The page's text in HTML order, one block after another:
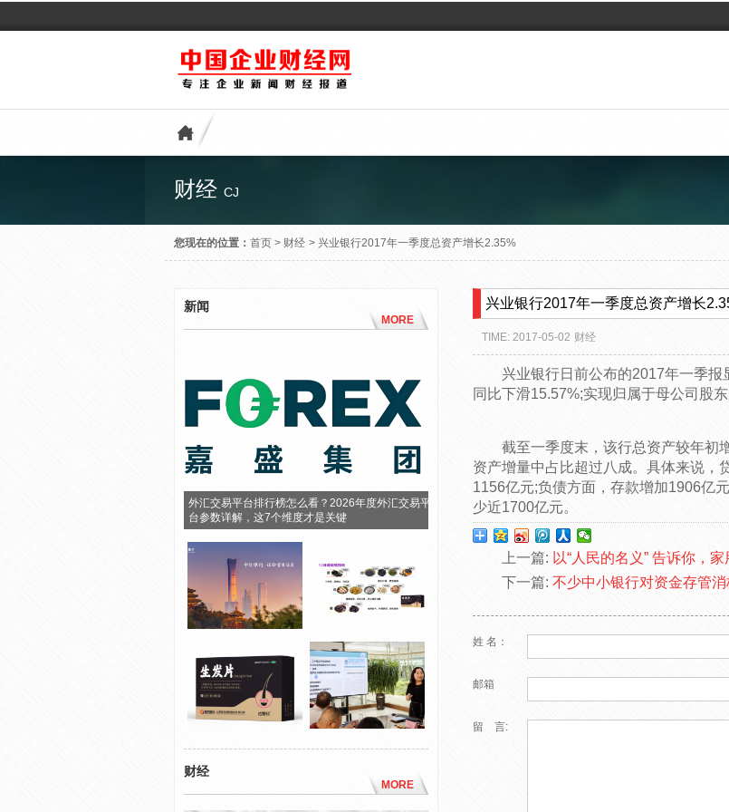
财经 CJ
您现在的位置： 首页 > 财经 > 兴业银行2017年一季度总资产增长2.35%
新闻
MORE
外汇交易平台排行榜怎么看？2026年度外汇交易平
台参数详解，这7个维度才是关键
财经
MORE
兴业银行2017年一季度总资产增长
TIME: 2017-05-02 财经
兴业银行日前公布的2017年一季报
同比下滑15.57%;实现归属于母公司股
截至一季度末，该行总资产较年初
资产增量中占比超过八成。具体来说，
1156亿元;负债方面，存款增加1906亿
少近1700亿元。
上一篇: 以“人民的名义” 告诉你，
下一篇: 不少中小银行对资金存管
姓 名：
邮箱
留 言: